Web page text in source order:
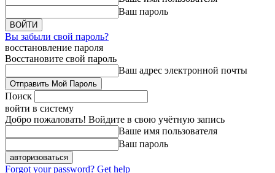
Ваш пароль
Вы забыли свой пароль?
восстановление пароля
Восстановите свой пароль
Ваш адрес электронной почты
Поиск
войти в систему
Добро пожаловать! Войдите в свою учётную запись
Ваше имя пользователя
Ваш пароль
Forgot your password? Get help